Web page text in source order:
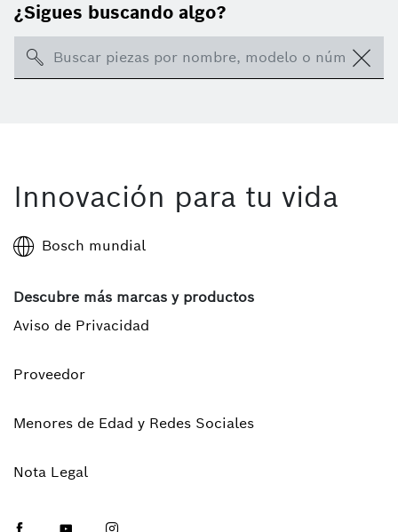
¿Sigues buscando algo?
Search
Innovación para tu vida
Bosch mundial
Descubre más marcas y productos
Aviso de Privacidad
Proveedor
Menores de Edad y Redes Sociales
Nota Legal
FacebookYoutubeInstagram